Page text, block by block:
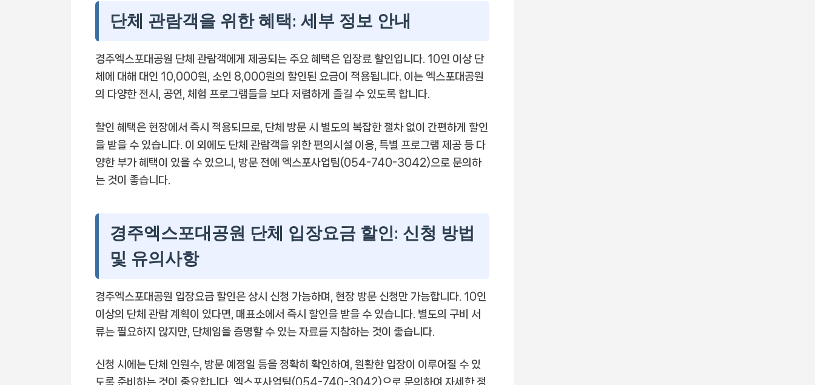
단체 관람객을 위한 혜택: 세부 정보 안내
경주엑스포대공원 단체 관람객에게 제공되는 주요 혜택은 입장료 할인입니다. 10인 이상 단
체에 대해 대인 10,000원, 소인 8,000원의 할인된 요금이 적용됩니다. 이는 엑스포대공원
의 다양한 전시, 공연, 체험 프로그램들을 보다 저렴하게 즐길 수 있도록 합니다.
할인 혜택은 현장에서 즉시 적용되므로, 단체 방문 시 별도의 복잡한 절차 없이 간편하게 할인
을 받을 수 있습니다. 이 외에도 단체 관람객을 위한 편의시설 이용, 특별 프로그램 제공 등 다
양한 부가 혜택이 있을 수 있으니, 방문 전에 엑스포사업팀(054-740-3042)으로 문의하
는 것이 좋습니다.
경주엑스포대공원 단체 입장요금 할인: 신청 방법
및 유의사항
경주엑스포대공원 입장요금 할인은 상시 신청 가능하며, 현장 방문 신청만 가능합니다. 10인
이상의 단체 관람 계획이 있다면, 매표소에서 즉시 할인을 받을 수 있습니다. 별도의 구비 서
류는 필요하지 않지만, 단체임을 증명할 수 있는 자료를 지참하는 것이 좋습니다.
신청 시에는 단체 인원수, 방문 예정일 등을 정확히 확인하여, 원활한 입장이 이루어질 수 있
도록 준비하는 것이 중요합니다. 엑스포사업팀(054-740-3042)으로 문의하여 자세한 정